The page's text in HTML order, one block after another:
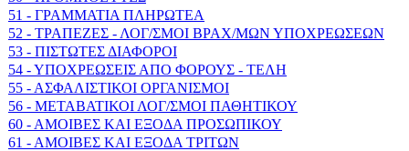
51 - ΓΡΑΜΜΑΤΙΑ ΠΛΗΡΩΤΕΑ
52 - ΤΡΑΠΕΖΕΣ - ΛΟΓ/ΣΜΟΙ ΒΡΑΧ/ΜΩΝ ΥΠΟΧΡΕΩΣΕΩΝ
53 - ΠΙΣΤΩΤΕΣ ΔΙΑΦΟΡΟΙ
54 - ΥΠΟΧΡΕΩΣΕΙΣ ΑΠΟ ΦΟΡΟΥΣ - ΤΕΛΗ
55 - ΑΣΦΑΛΙΣΤΙΚΟΙ ΟΡΓΑΝΙΣΜΟΙ
56 - ΜΕΤΑΒΑΤΙΚΟΙ ΛΟΓ/ΣΜΟΙ ΠΑΘΗΤΙΚΟΥ
60 - ΑΜΟΙΒΕΣ ΚΑΙ ΕΞΟΔΑ ΠΡΟΣΩΠΙΚΟΥ
61 - ΑΜΟΙΒΕΣ ΚΑΙ ΕΞΟΔΑ ΤΡΙΤΩΝ